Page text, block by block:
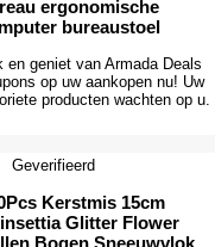
ergonomische
bureaustoel
en geniet van Armada Deals
op uw aankopen nu! Uw
producten wachten op u.
Geverifieerd
Kerstmis 15cm
Glitter Flower